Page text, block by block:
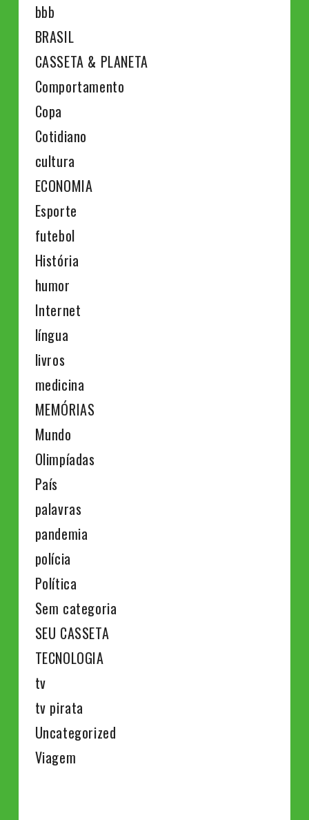
bbb
BRASIL
CASSETA & PLANETA
Comportamento
Copa
Cotidiano
cultura
ECONOMIA
Esporte
futebol
História
humor
Internet
língua
livros
medicina
MEMÓRIAS
Mundo
Olimpíadas
País
palavras
pandemia
polícia
Política
Sem categoria
SEU CASSETA
TECNOLOGIA
tv
tv pirata
Uncategorized
Viagem